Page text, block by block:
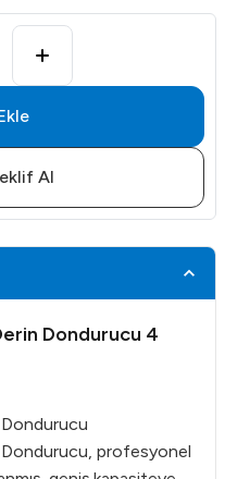
Al
Dondurucu 4
profesyonel